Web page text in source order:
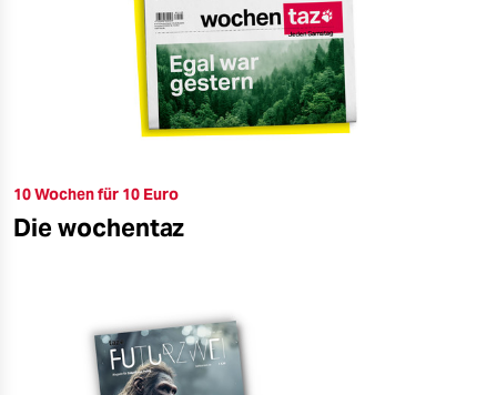
10 Wochen für 10 Euro
Die wochentaz